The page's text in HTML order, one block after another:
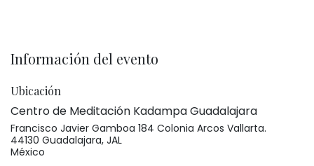
Información del evento
Ubicación
Centro de Meditación Kadampa Guadalajara
Francisco Javier Gamboa 184 Colonia Arcos Vallarta.
44130 Guadalajara, JAL
México